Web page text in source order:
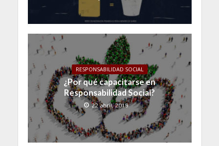
RESPONSABILIDAD SOCIAL
¿Por qué capacitarse en
Responsabilidad Social?
22 abril, 2019